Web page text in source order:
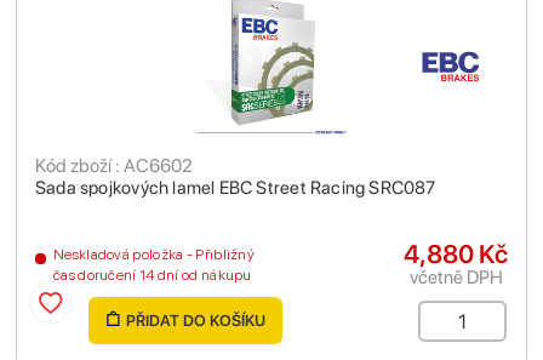
Sada spojkových lamel EBC Street Racing SRC087
Kód zboží : AC6602
Neskladová položka - Přibližný
čas doručení 14 dní od nákupu
4,880 Kč
včetně DPH
PŘIDAT DO KOŠÍKU